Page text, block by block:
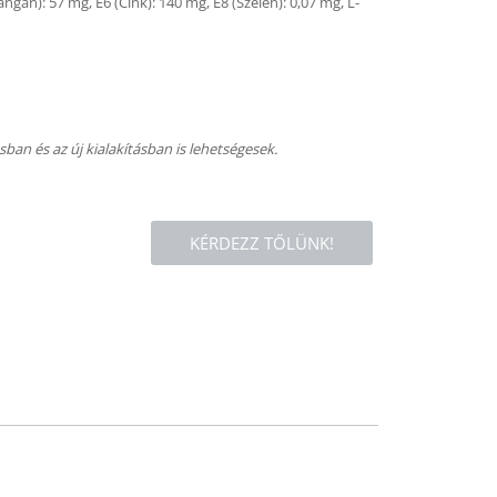
és az új kialakításban is lehetségesek.
KÉRDEZZ TŐLÜNK!